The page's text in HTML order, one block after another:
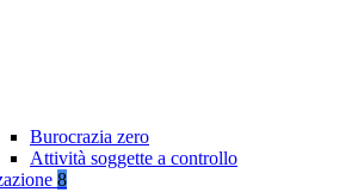
Burocrazia zero
Attività soggette a controllo
8